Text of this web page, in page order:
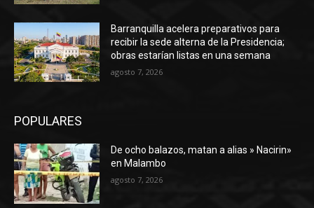
Barranquilla acelera preparativos para
recibir la sede alterna de la Presidencia;
obras estarían listas en una semana
agosto 7, 2026
POPULARES
De ocho balazos, matan a alias » Nacirin»
en Malambo
agosto 7, 2026